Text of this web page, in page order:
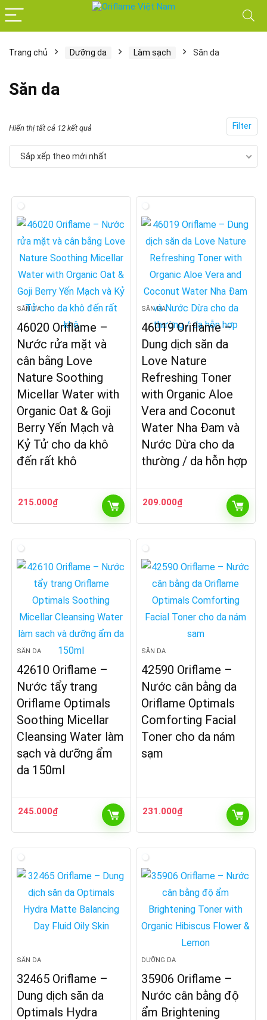
Trang chủ Dưỡng da Làm sạch Săn da
Săn da
Filter
Hiển thị tất cả 12 kết quả
sắp
xếp
mới
Sắp xếp theo mới nhất
SĂN DA
46020 Oriflame –
Nước rửa mặt và
cân bằng Love
Nature Soothing
Micellar Water with
Organic Oat & Goji
Berry Yến Mạch và
Kỷ Tử cho da khô
đến rất khô
215.000₫
SĂN DA
46019 Oriflame –
Dung dịch săn da
Love Nature
Refreshing Toner
with Organic Aloe
Vera and Coconut
Water Nha Đam và
Nước Dừa cho da
thường / da hỗn hợp
209.000₫
SĂN DA
42610 Oriflame –
Nước tẩy trang
Oriflame Optimals
Soothing Micellar
Cleansing Water làm
sạch và dưỡng ẩm
da 150ml
245.000₫
SĂN DA
42590 Oriflame –
Nước cân bằng da
Oriflame Optimals
Comforting Facial
Toner cho da nám
sạm
231.000₫
SĂN DA
32465 Oriflame –
Dung dịch săn da
Optimals Hydra
DƯỠNG DA
35906 Oriflame –
Nước cân bằng độ
ẩm Brightening